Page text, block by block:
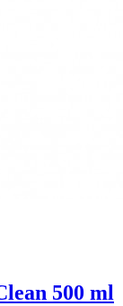
500 ml